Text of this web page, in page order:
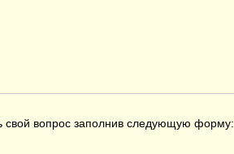
свой вопрос заполнив следующую форму: